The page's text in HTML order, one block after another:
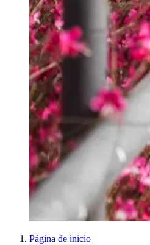
Página de inicio